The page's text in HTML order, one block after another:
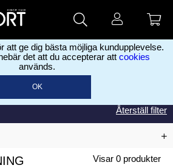
att ge dig bästa möjliga kundupplevelse.
det att du accepterar att cookies
används.
OK
Återställ filter
Visar 0 produkter